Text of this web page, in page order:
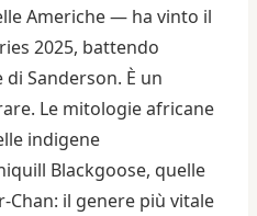
Americhe — ha vinto il
2025, battendo
di Sanderson. È un
Le mitologie africane
indigene
Blackgoose, quelle
Chan: il genere più vitale